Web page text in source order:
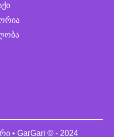
• GarGari © - 2024